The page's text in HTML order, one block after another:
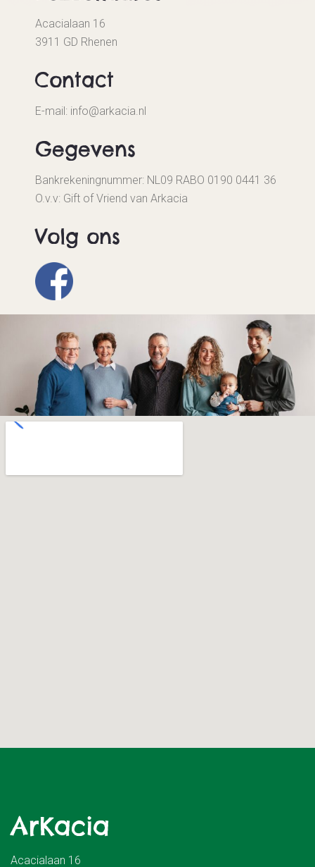
Acacialaan 16
3911 GD Rhenen
Contact
E-mail: info@arkacia.nl
Gegevens
Bankrekeningnummer: NL09 RABO 0190 0441 36
O.v.v: Gift of Vriend van Arkacia
Volg ons
ArKacia
Acacialaan 16